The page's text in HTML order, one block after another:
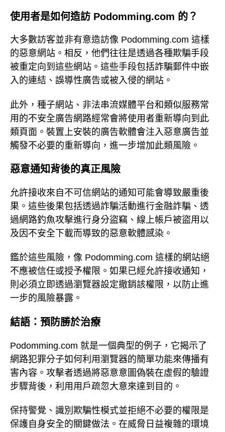
使用者是如何造訪 Podomming.com 的？
大多數訪客並非有意造訪像 Podomming.com 這樣
的惡意網站。相反，他們往往是透過各種欺騙手段
被重定向到這些網站。這些手段包括詐騙郵件中嵌
入的連結、誤導性廣告或被入侵的網站。
此外，種子網站、非法串流媒體平台和類似服務常
用的不安全廣告網路經常會將使用者重新導向到此
類頁面。裝置上安裝的廣告軟體會注入惡意廣告並
觸發不必要的重新導向，進一步增加此類風險。
惡意通知背後的真正風險
允許接收來自不可信網站的通知可能會導致嚴重後
果。這些後果包括透過詐騙活動進行金融詐騙、透
過網路釣魚攻擊進行身分盜竊、線上帳戶被盜用以
及因不安全下載而導致的惡意軟體感染。
鑑於這些風險，像 Podomming.com 這樣的網站絕
不應被信任或授予權限。如果已經允許接收通知，
則必須立即透過瀏覽器設定撤銷該權限，以防止進
一步的風險暴露。
結語：預防勝於治療
Podomming.com 就是一個典型的例子，它揭示了
網路犯罪分子如何利用瀏覽器的簡單功能來傳播有
害內容。攻擊者透過將惡意意圖偽裝在虛假的驗證
步驟背後，利用用戶疏忽大意來達到目的。
保持警覺、識別欺騙性模式並拒絕不必要的權限是
保護自身安全的關鍵做法。在威脅日益複雜的環境